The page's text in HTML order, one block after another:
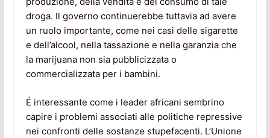
droga. Il governo continuerebbe tuttavia ad avere
un ruolo importante, come nei casi delle sigarette
e dell’alcool, nella tassazione e nella garanzia che
la marijuana non sia pubblicizzata o
commercializzata per i bambini.
É interessante come i leader africani sembrino
capire i problemi associati alle politiche repressive
nei confronti delle sostanze stupefacenti. L’Unione